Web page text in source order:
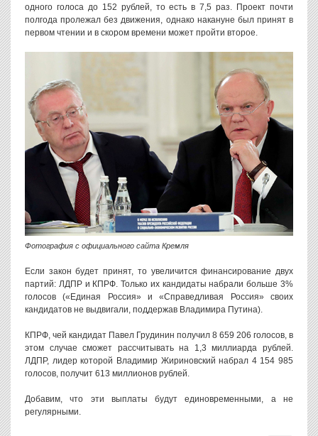
одного голоса до 152 рублей, то есть в 7,5 раз. Проект почти
полгода пролежал без движения, однако накануне был принят в
первом чтении и в скором времени может пройти второе.
Фотография с официального сайта Кремля
Если закон будет принят, то увеличится финансирование двух
партий: ЛДПР и КПРФ. Только их кандидаты набрали больше 3%
голосов («Единая Россия» и «Справедливая Россия» своих
кандидатов не выдвигали, поддержав Владимира Путина).
КПРФ, чей кандидат Павел Грудинин получил 8 659 206 голосов, в
этом случае сможет рассчитывать на 1,3 миллиарда рублей.
ЛДПР, лидер которой Владимир Жириновский набрал 4 154 985
голосов, получит 613 миллионов рублей.
Добавим, что эти выплаты будут единовременными, а не
регулярными.